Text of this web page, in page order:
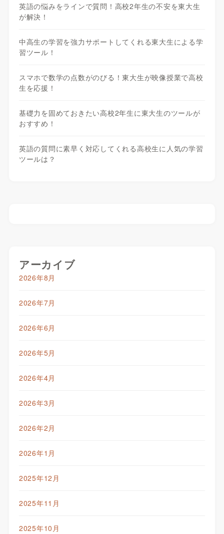
英語の悩みをラインで質問！高校2年生の不安を東大生
が解決！
中高生の学習を強力サポートしてくれる東大生による学
習ツール！
スマホで数学の点数がのびる！東大生が映像授業で高校
生を応援！
基礎力を固めておきたい高校2年生に東大生のツールが
おすすめ！
英語の質問に素早く対応してくれる高校生に人気の学習
ツールは？
アーカイブ
2026年8月
2026年7月
2026年6月
2026年5月
2026年4月
2026年3月
2026年2月
2026年1月
2025年12月
2025年11月
2025年10月